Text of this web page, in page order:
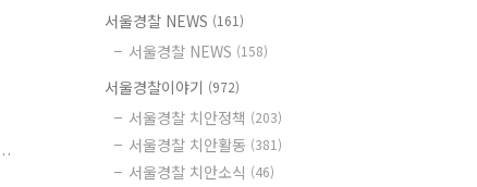
서울경찰 NEWS (161)
서울경찰 NEWS (158)
서울경찰이야기 (972)
서울경찰 치안정책 (203)
서울경찰 치안활동 (381)
서울경찰 치안소식 (46)